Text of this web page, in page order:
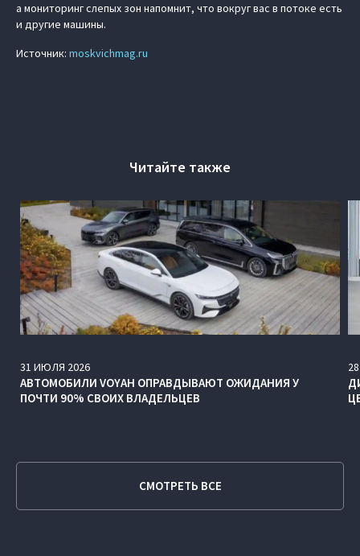
а мониторинг слепых зон напомнит, что вокруг вас в потоке есть
и другие машины.
Источник: moskvichmag.ru
Читайте также
31 ИЮЛЯ 2026
АВТОМОБИЛИ VOYAH ОПРАВДЫВАЮТ ОЖИДАНИЯ У
ПОЧТИ 90% СВОИХ ВЛАДЕЛЬЦЕВ
28
СМОТРЕТЬ ВСЕ